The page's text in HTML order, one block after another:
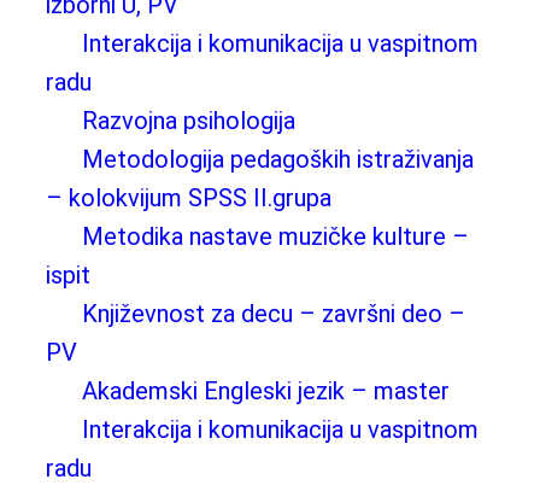
Interakcija i komunikacija u vaspitnom
radu
Razvojna psihologija
Metodologija pedagoških istraživanja
– kolokvijum SPSS II.grupa
Metodika nastave muzičke kulture –
ispit
Književnost za decu – završni deo –
PV
Akademski Engleski jezik – master
Interakcija i komunikacija u vaspitnom
radu